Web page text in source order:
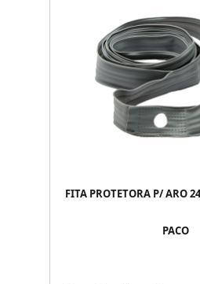
FITA PROTETORA P/ ARO
PACO